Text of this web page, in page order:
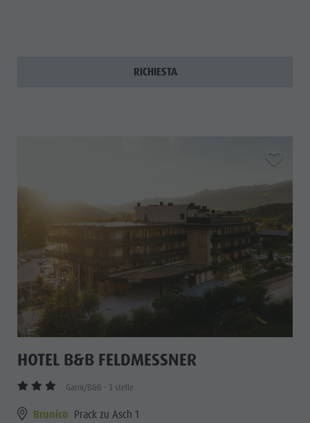
RICHIESTA
HOTEL B&B FELDMESSNER
Garni/B&B - 3 stelle
Brunico Prack zu Asch 1